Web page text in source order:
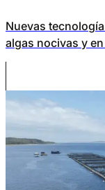
Nuevas
algas nocivas y
las mejores